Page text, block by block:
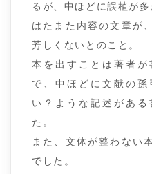
るが、中ほどに誤植が多
はたまた内容の文章が
芳しくないとのこと。
本を出すことは著者
で、中ほどに文献の
い？ような記述があ
た。
また、文体が整わない
でした。